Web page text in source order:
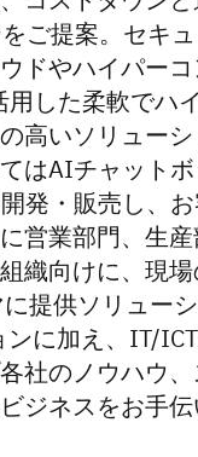
ご提案。セキュ
ドやハイパーコ
した柔軟でハ
高いソリューシ
はAIチャットボ
発・販売し、
営業部門、生産
織向けに、現場
提供ソリュー
ンに加え、IT/
社のノウハウ、
ジネスをお手